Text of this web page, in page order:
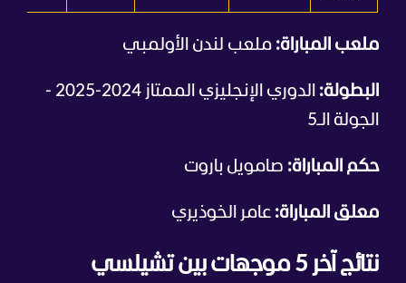
ملعب المباراة: ملعب لندن الأولمبي
البطولة:
الدوري الإنجليزي الممتاز 2024-2025 -
الجولة الـ5
حكم المباراة: صامويل باروت
معلق المباراة: عامر الخوذيري
نتائج آخر 5 موجهات بين تشيلسي